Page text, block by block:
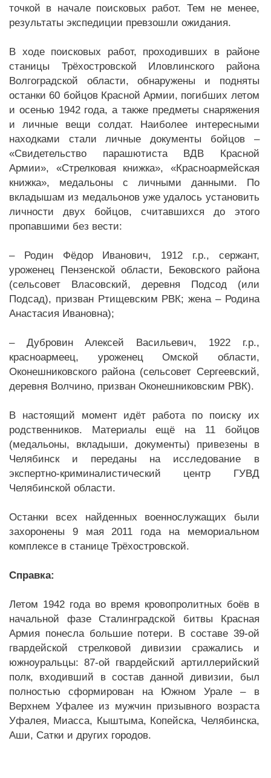
точкой в начале поисковых работ. Тем не менее,
результаты экспедиции превзошли ожидания.
В ходе поисковых работ, проходивших в районе
станицы Трёхостровской Иловлинского района
Волгоградской области, обнаружены и подняты
останки 60 бойцов Красной Армии, погибших летом
и осенью 1942 года, а также предметы снаряжения
и личные вещи солдат. Наиболее интересными
находками стали личные документы бойцов –
«Свидетельство парашютиста ВДВ Красной
Армии», «Стрелковая книжка», «Красноармейская
книжка», медальоны с личными данными. По
вкладышам из медальонов уже удалось установить
личности двух бойцов, считавшихся до этого
пропавшими без вести:
– Родин Фёдор Иванович, 1912 г.р., сержант,
уроженец Пензенской области, Бековского района
(сельсовет Власовский, деревня Подсод (или
Подсад), призван Ртищевским РВК; жена – Родина
Анастасия Ивановна);
– Дубровин Алексей Васильевич, 1922 г.р.,
красноармеец, уроженец Омской области,
Оконешниковского района (сельсовет Сергеевский,
деревня Волчино, призван Оконешниковским РВК).
В настоящий момент идёт работа по поиску их
родственников. Материалы ещё на 11 бойцов
(медальоны, вкладыши, документы) привезены в
Челябинск и переданы на исследование в
экспертно-криминалистический центр ГУВД
Челябинской области.
Останки всех найденных военнослужащих были
захоронены 9 мая 2011 года на мемориальном
комплексе в станице Трёхостровской.
Справка:
Летом 1942 года во время кровопролитных боёв в
начальной фазе Сталинградской битвы Красная
Армия понесла большие потери. В составе 39-ой
гвардейской стрелковой дивизии сражались и
южноуральцы: 87-ой гвардейский артиллерийский
полк, входивший в состав данной дивизии, был
полностью сформирован на Южном Урале – в
Верхнем Уфалее из мужчин призывного возраста
Уфалея, Миасса, Кыштыма, Копейска, Челябинска,
Аши, Сатки и других городов.